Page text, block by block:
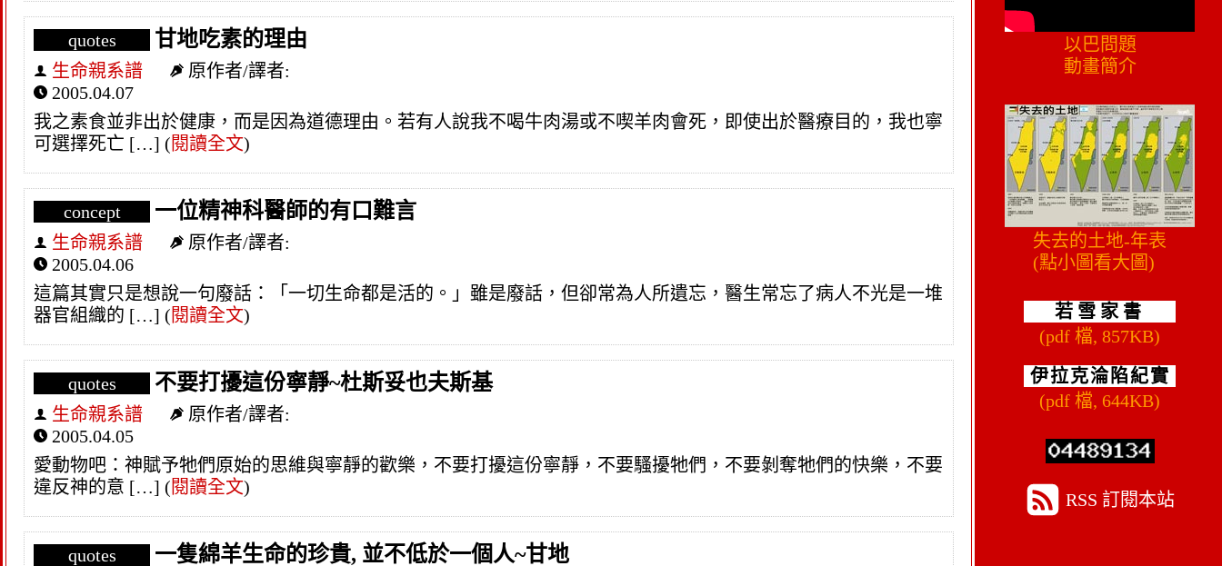
quotes 甘地吃素的理由
生命親系譜
原作者/譯者:
2005.04.07
我之素食並非出於健康，而是因為道德理由。若有人說我不喝牛肉湯或不喫羊肉會死，即使出於醫療目的，我也寧
可選擇死亡 […] (閱讀全文)
concept 一位精神科醫師的有口難言
生命親系譜
原作者/譯者:
2005.04.06
這篇其實只是想說一句廢話：「一切生命都是活的。」雖是廢話，但卻常為人所遺忘，醫生常忘了病人不光是一堆
器官組織的 […] (閱讀全文)
quotes 不要打擾這份寧靜~杜斯妥也夫斯基
生命親系譜
原作者/譯者:
2005.04.05
愛動物吧：神賦予牠們原始的思維與寧靜的歡樂，不要打擾這份寧靜，不要騷擾牠們，不要剝奪牠們的快樂，不要
違反神的意 […] (閱讀全文)
quotes 一隻綿羊生命的珍貴, 並不低於一個人~甘地
以巴問題
動畫簡介
失去的土地-年表
(點小圖看大圖)
若雪家書
(pdf 檔, 857KB)
伊拉克淪陷紀實
(pdf 檔, 644KB)
RSS 訂閱本站